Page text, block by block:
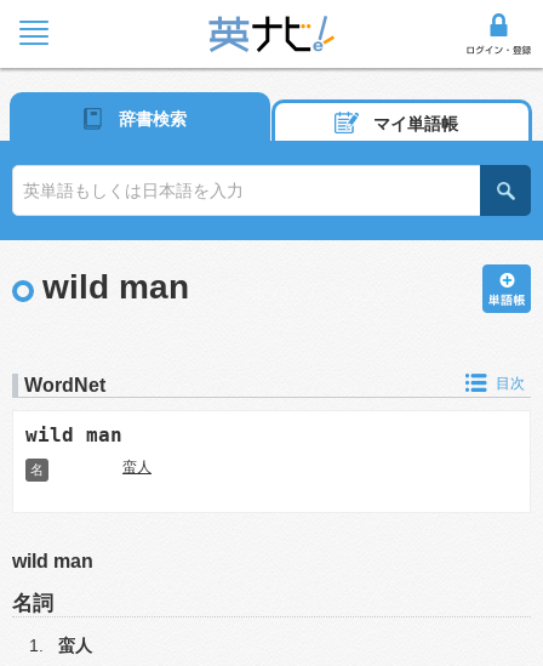
辞書検索 マイ単語帳
wild man
WordNet 目次
wild man
名 蛮人
wild man
名詞
蛮人